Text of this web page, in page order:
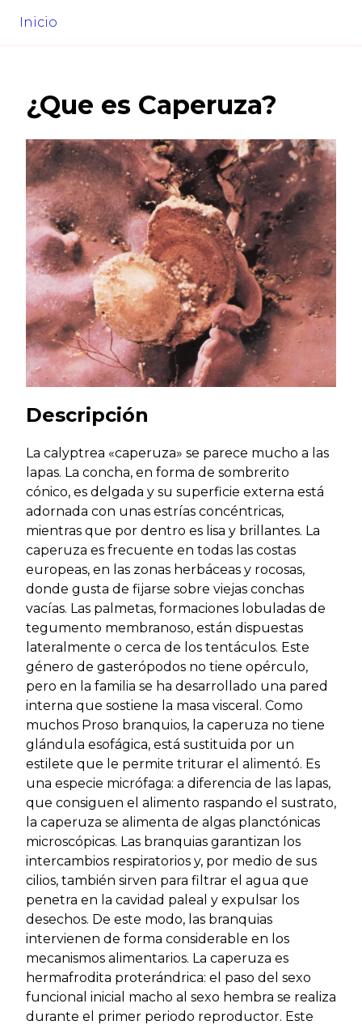
Inicio
¿Que es Caperuza?
Descripción
La calyptrea «caperuza» se parece mucho a las
lapas. La concha, en forma de sombrerito
cónico, es delgada y su superficie externa está
adornada con unas estrías concéntricas,
mientras que por dentro es lisa y brillantes. La
caperuza es frecuente en todas las costas
europeas, en las zonas herbáceas y rocosas,
donde gusta de fijarse sobre viejas conchas
vacías. Las palmetas, formaciones lobuladas de
tegumento membranoso, están dispuestas
lateralmente o cerca de los tentáculos. Este
género de gasterópodos no tiene opérculo,
pero en la familia se ha desarrollado una pared
interna que sostiene la masa visceral. Como
muchos Proso branquios, la caperuza no tiene
glándula esofágica, está sustituida por un
estilete que le permite triturar el alimentó. Es
una especie micrófaga: a diferencia de las lapas,
que consiguen el alimento raspando el sustrato,
la caperuza se alimenta de algas planctónicas
microscópicas. Las branquias garantizan los
intercambios respiratorios y, por medio de sus
cilios, también sirven para filtrar el agua que
penetra en la cavidad paleal y expulsar los
desechos. De este modo, las branquias
intervienen de forma considerable en los
mecanismos alimentarios. La caperuza es
hermafrodita proterándrica: el paso del sexo
funcional inicial macho al sexo hembra se realiza
durante el primer periodo reproductor. Este